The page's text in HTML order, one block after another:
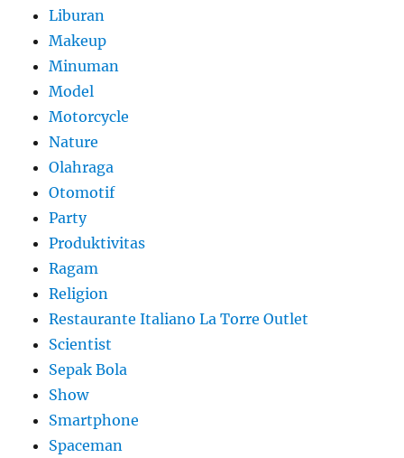
Liburan
Makeup
Minuman
Model
Motorcycle
Nature
Olahraga
Otomotif
Party
Produktivitas
Ragam
Religion
Restaurante Italiano La Torre Outlet
Scientist
Sepak Bola
Show
Smartphone
Spaceman